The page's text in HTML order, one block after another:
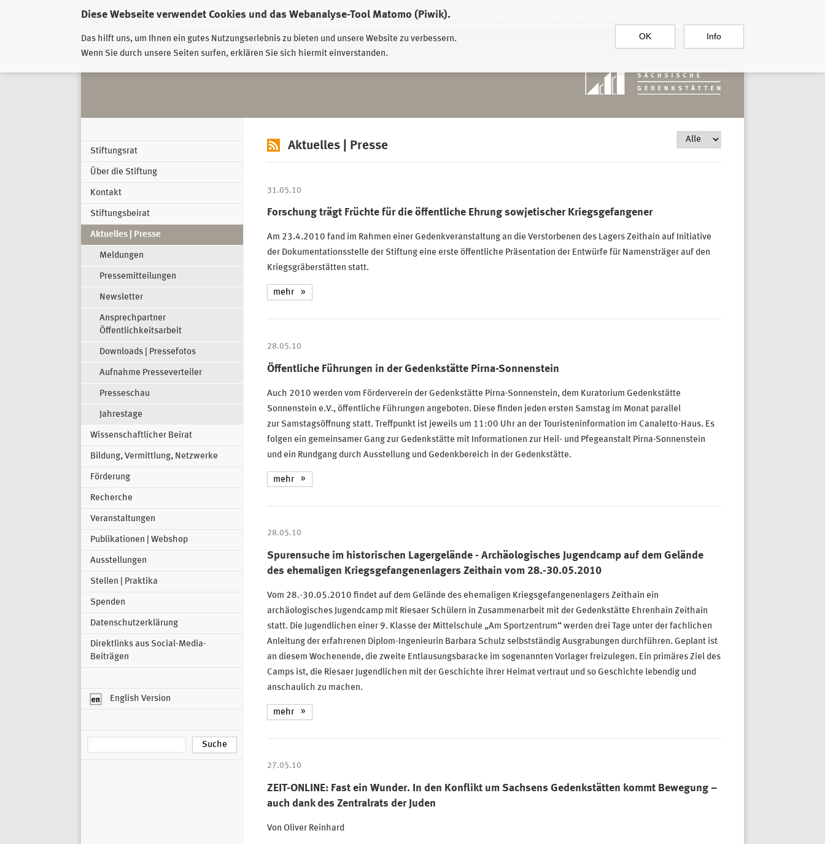
Diese Webseite verwendet Cookies und das Webanalyse-Tool Matomo (Piwik).
Das hilft uns, um Ihnen ein gutes Nutzungserlebnis zu bieten und unsere Website zu verbessern.
Wenn Sie durch unsere Seiten surfen, erklären Sie sich hiermit einverstanden.
OK Info
EHRENHAIN ZEITHAIN MÜNCHNER PLATZ DRESDEN
Stiftungsrat
Über die Stiftung
Kontakt
Stiftungsbeirat
Aktuelles | Presse
Meldungen
Pressemitteilungen
Newsletter
Ansprechpartner
Öffentlichkeitsarbeit
Downloads | Pressefotos
Aufnahme Presseverteiler
Presseschau
Jahrestage
Wissenschaftlicher Beirat
Bildung, Vermittlung, Netzwerke
Förderung
Recherche
Veranstaltungen
Publikationen | Webshop
Ausstellungen
Stellen | Praktika
Spenden
Datenschutzerklärung
Direktlinks aus Social-Media-
Beiträgen
English Version
Aktuelles | Presse
31.05.10
Forschung trägt Früchte für die öffentliche Ehrung sowjetischer Kriegsgefangener
Am 23.4.2010 fand im Rahmen einer Gedenkveranstaltung an die Verstorbenen des Lagers Zeithain auf Initiative
der Dokumentationsstelle der Stiftung eine erste öffentliche Präsentation der Entwürfe für Namensträger auf den
Kriegsgräberstätten statt.
mehr
28.05.10
Öffentliche Führungen in der Gedenkstätte Pirna-Sonnenstein
Auch 2010 werden vom Förderverein der Gedenkstätte Pirna-Sonnenstein, dem Kuratorium Gedenkstätte
Sonnenstein e.V., öffentliche Führungen angeboten. Diese finden jeden ersten Samstag im Monat parallel
zur Samstagsöffnung statt. Treffpunkt ist jeweils um 11:00 Uhr an der Touristeninformation im Canaletto-Haus. Es
folgen ein gemeinsamer Gang zur Gedenkstätte mit Informationen zur Heil- und Pfegeanstalt Pirna-Sonnenstein
und ein Rundgang durch Ausstellung und Gedenkbereich in der Gedenkstätte.
mehr
28.05.10
Spurensuche im historischen Lagergelände - Archäologisches Jugendcamp auf dem Gelände
des ehemaligen Kriegsgefangenenlagers Zeithain vom 28.-30.05.2010
Vom 28.-30.05.2010 findet auf dem Gelände des ehemaligen Kriegsgefangenenlagers Zeithain ein
archäologisches Jugendcamp mit Riesaer Schülern in Zusammenarbeit mit der Gedenkstätte Ehrenhain Zeithain
statt. Die Jugendlichen einer 9. Klasse der Mittelschule „Am Sportzentrum“ werden drei Tage unter der fachlichen
Anleitung der erfahrenen Diplom-Ingenieurin Barbara Schulz selbstständig Ausgrabungen durchführen. Geplant ist
an diesem Wochenende, die zweite Entlausungsbaracke im sogenannten Vorlager freizulegen. Ein primäres Ziel des
Camps ist, die Riesaer Jugendlichen mit der Geschichte ihrer Heimat vertraut und so Geschichte lebendig und
anschaulich zu machen.
mehr
27.05.10
ZEIT-ONLINE: Fast ein Wunder. In den Konflikt um Sachsens Gedenkstätten kommt Bewegung –
auch dank des Zentralrats der Juden
Von Oliver Reinhard